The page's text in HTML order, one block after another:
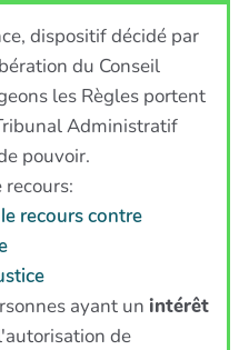
dispositif décidé par
du Conseil
les Règles portent
Administratif
pouvoir.
recours contre
ayant un intérêt
de